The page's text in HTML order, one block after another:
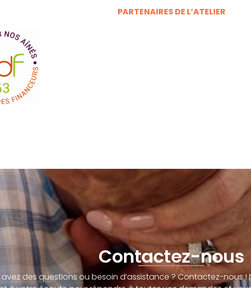
PARTENAIRES DE L’ATELIER
Contactez-nous
des questions ou besoin d’assistance ? Contactez-nous !